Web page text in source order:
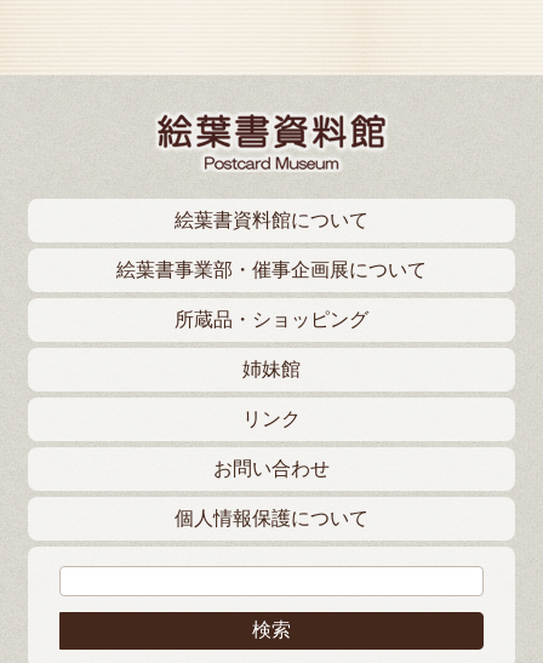
絵葉書資料館について
絵葉書事業部・催事企画展について
所蔵品・ショッピング
姉妹館
リンク
お問い合わせ
個人情報保護について